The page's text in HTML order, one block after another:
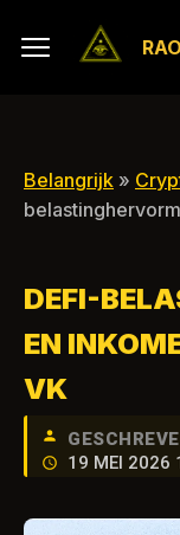
Belangrijk »
DEFI-
EN
VK
19 MEI 2026